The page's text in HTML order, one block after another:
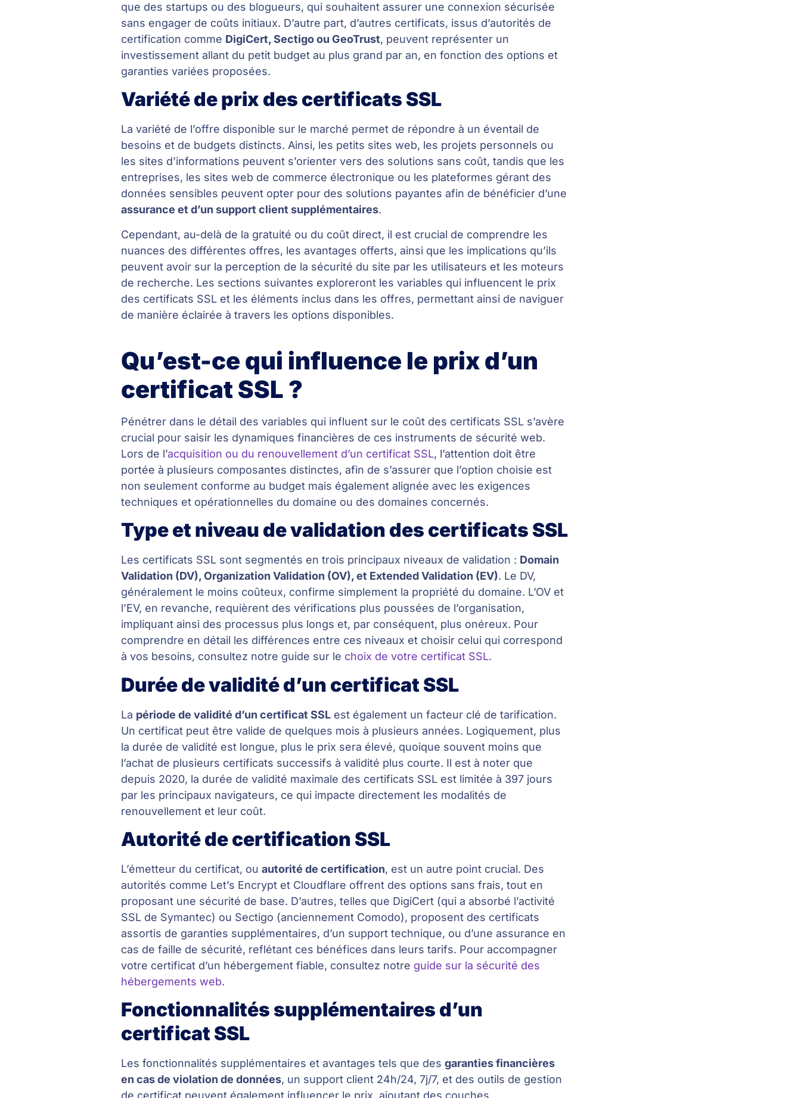
que des startups ou des blogueurs, qui souhaitent assurer une connexion sécurisée
sans engager de coûts initiaux. D’autre part, d’autres certificats, issus d’autorités de
certification comme DigiCert, Sectigo ou GeoTrust, peuvent représenter un
investissement allant du petit budget au plus grand par an, en fonction des options et
garanties variées proposées.
Variété de prix des certificats SSL
La variété de l’offre disponible sur le marché permet de répondre à un éventail de
besoins et de budgets distincts. Ainsi, les petits sites web, les projets personnels ou
les sites d’informations peuvent s’orienter vers des solutions sans coût, tandis que les
entreprises, les sites web de commerce électronique ou les plateformes gérant des
données sensibles peuvent opter pour des solutions payantes afin de bénéficier d’une
assurance et d’un support client supplémentaires.
Cependant, au-delà de la gratuité ou du coût direct, il est crucial de comprendre les
nuances des différentes offres, les avantages offerts, ainsi que les implications qu’ils
peuvent avoir sur la perception de la sécurité du site par les utilisateurs et les moteurs
de recherche. Les sections suivantes exploreront les variables qui influencent le prix
des certificats SSL et les éléments inclus dans les offres, permettant ainsi de naviguer
de manière éclairée à travers les options disponibles.
Qu’est-ce qui influence le prix d’un
certificat SSL ?
Pénétrer dans le détail des variables qui influent sur le coût des certificats SSL s’avère
crucial pour saisir les dynamiques financières de ces instruments de sécurité web.
Lors de l’acquisition ou du renouvellement d’un certificat SSL, l’attention doit être
portée à plusieurs composantes distinctes, afin de s’assurer que l’option choisie est
non seulement conforme au budget mais également alignée avec les exigences
techniques et opérationnelles du domaine ou des domaines concernés.
Type et niveau de validation des certificats SSL
Les certificats SSL sont segmentés en trois principaux niveaux de validation : Domain
Validation (DV), Organization Validation (OV), et Extended Validation (EV). Le DV,
généralement le moins coûteux, confirme simplement la propriété du domaine. L’OV et
l’EV, en revanche, requièrent des vérifications plus poussées de l’organisation,
impliquant ainsi des processus plus longs et, par conséquent, plus onéreux. Pour
comprendre en détail les différences entre ces niveaux et choisir celui qui correspond
à vos besoins, consultez notre guide sur le choix de votre certificat SSL.
Durée de validité d’un certificat SSL
La période de validité d’un certificat SSL est également un facteur clé de tarification.
Un certificat peut être valide de quelques mois à plusieurs années. Logiquement, plus
la durée de validité est longue, plus le prix sera élevé, quoique souvent moins que
l’achat de plusieurs certificats successifs à validité plus courte. Il est à noter que
depuis 2020, la durée de validité maximale des certificats SSL est limitée à 397 jours
par les principaux navigateurs, ce qui impacte directement les modalités de
renouvellement et leur coût.
Autorité de certification SSL
L’émetteur du certificat, ouautorité de certification, est un autre point crucial. Des
autorités comme Let’s Encrypt et Cloudflare offrent des options sans frais, tout en
proposant une sécurité de base. D’autres, telles que DigiCert (qui a absorbé l’activité
SSL de Symantec) ou Sectigo (anciennement Comodo), proposent des certificats
assortis de garanties supplémentaires, d’un support technique, ou d’une assurance en
cas de faille de sécurité, reflétant ces bénéfices dans leurs tarifs. Pour accompagner
votre certificat d’un hébergement fiable, consultez notre guide sur la sécurité des
hébergements web.
Fonctionnalités supplémentaires d’un
certificat SSL
Les fonctionnalités supplémentaires et avantages tels que desgaranties financières
en cas de violation de données, un support client 24h/24, 7j/7, et des outils de gestion